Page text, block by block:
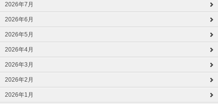
2026年7月
2026年6月
2026年5月
2026年4月
2026年3月
2026年2月
2026年1月